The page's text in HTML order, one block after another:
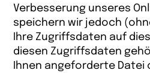
Verbesserung unseres
speichern wir jedoch
Ihre Zugriffsdaten auf
diesen Zugriffsdaten
Ihnen angeforderte Datei